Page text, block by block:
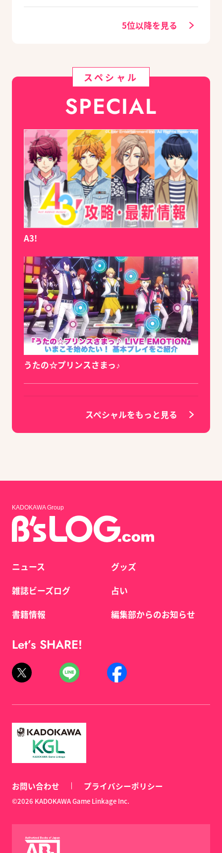
5位以降を見る
スペシャル
SPECIAL
A3!
うたの☆プリンスさまっ♪
スペシャルをもっと見る
KADOKAWA Group
ニュース
雑誌ビーズログ
書籍情報
グッズ
占い
編集部からのお知らせ
Let’s SHARE!
お問い合わせ プライバシーポリシー
©2026 KADOKAWA Game Linkage Inc.